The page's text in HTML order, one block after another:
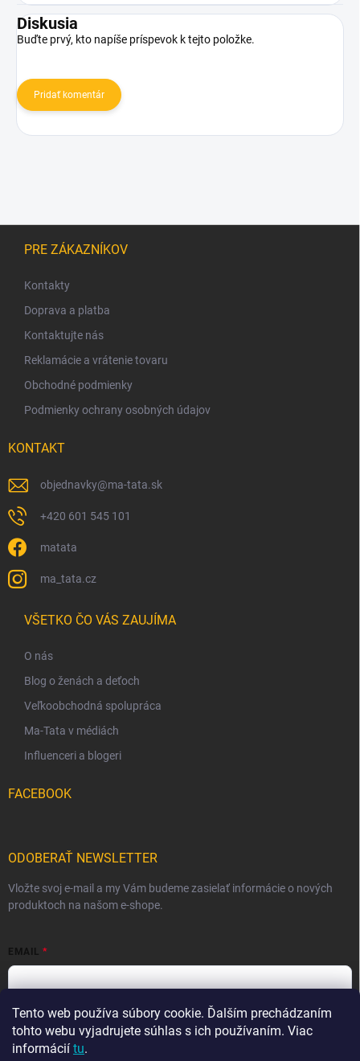
Tento web používa súbory cookie. Ďalším prechádzaním
tohto webu vyjadrujete súhlas s ich používaním. Viac
informácií tu.
Diskusia
Buďte prvý, kto napíše príspevok k tejto položke.
Pridať komentár
PRE ZÁKAZNÍKOV
Kontakty
Doprava a platba
Kontaktujte nás
Reklamácie a vrátenie tovaru
Obchodné podmienky
Podmienky ochrany osobných údajov
KONTAKT
objednavky@ma-tata.sk
+420 601 545 101
matata
ma_tata.cz
VŠETKO ČO VÁS ZAUJÍMA
O nás
Blog o ženách a deťoch
Veľkoobchodná spolupráca
Ma-Tata v médiách
Influenceri a blogeri
FACEBOOK
ODOBERAŤ NEWSLETTER
Vložte svoj e-mail a my Vám budeme zasielať informácie o nových
produktoch na našom e-shope.
EMAIL
Vložením e-mailu súhlasíte spodmienkami ochrany osobných
údajov
Prihlásiť sa